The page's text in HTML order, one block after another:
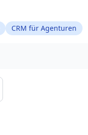
CRM für Agenturen